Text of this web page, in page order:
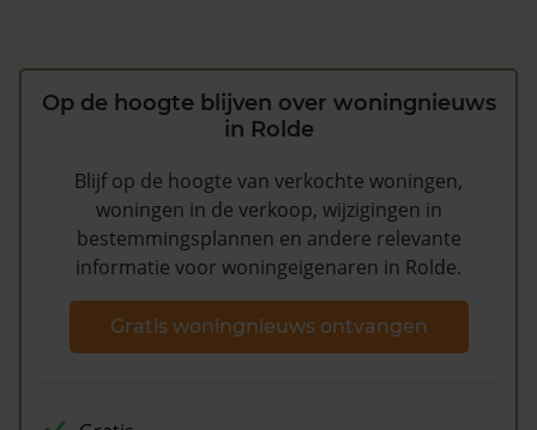
Op de hoogte blijven over woningnieuws
in Rolde
Blijf op de hoogte van verkochte woningen,
woningen in de verkoop, wijzigingen in
bestemmingsplannen en andere relevante
informatie voor woningeigenaren in Rolde.
Gratis woningnieuws ontvangen